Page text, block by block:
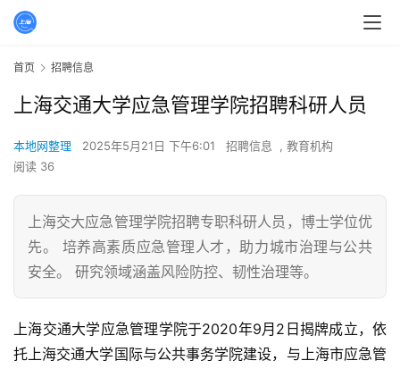
首页 招聘信息
上海交通大学应急管理学院招聘科研人员
本地网整理 2025年5月21日 下午6:01 招聘信息 , 教育机构
阅读 36
上海交大应急管理学院招聘专职科研人员，博士学位优
先。 培养高素质应急管理人才，助力城市治理与公共
安全。 研究领域涵盖风险防控、韧性治理等。
上海交通大学应急管理学院于2020年9月2日揭牌成立，依
托上海交通大学国际与公共事务学院建设，与上海市应急管